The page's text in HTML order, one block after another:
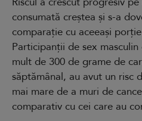
consumată creștea și s-a
comparație cu aceeași
Participanții de sex
mult de 300 de grame de
săptămânal, au avut un risc
mai mare de a muri de
comparativ cu cei care au